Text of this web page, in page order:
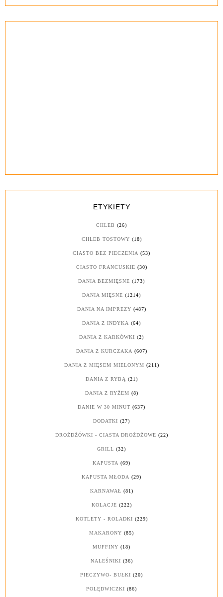
ETYKIETY
CHLEB (26)
CHLEB TOSTOWY (18)
CIASTO BEZ PIECZENIA (53)
CIASTO FRANCUSKIE (30)
DANIA BEZMIĘSNE (173)
DANIA MIĘSNE (1214)
DANIA NA IMPREZY (487)
DANIA Z INDYKA (64)
DANIA Z KARKÓWKI (2)
DANIA Z KURCZAKA (607)
DANIA Z MIĘSEM MIELONYM (211)
DANIA Z RYBĄ (21)
DANIA Z RYŻEM (8)
DANIE W 30 MINUT (637)
DODATKI (27)
DROŻDŻÓWKI - CIASTA DROŻDŻOWE (22)
GRILL (32)
KAPUSTA (69)
KAPUSTA MŁODA (29)
KARNAWAŁ (81)
KOLACJE (222)
KOTLETY - ROLADKI (229)
MAKARONY (85)
MUFFINY (18)
NALEŚNIKI (36)
PIECZYWO- BUŁKI (20)
POLĘDWICZKI (86)